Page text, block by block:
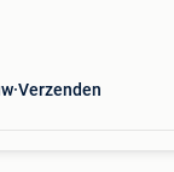
Verzenden